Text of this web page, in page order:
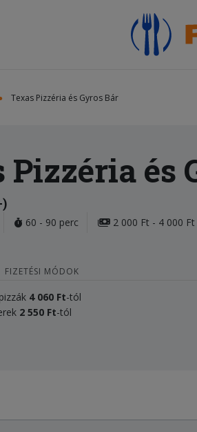
Texas Pizzéria és Gyros Bár
Pizzéria és
60 - 90 perc 2 000 Ft - 4 000 Ft
FIZETÉSI MÓDOK
4 060 Ft-tól
2 550 Ft-tól